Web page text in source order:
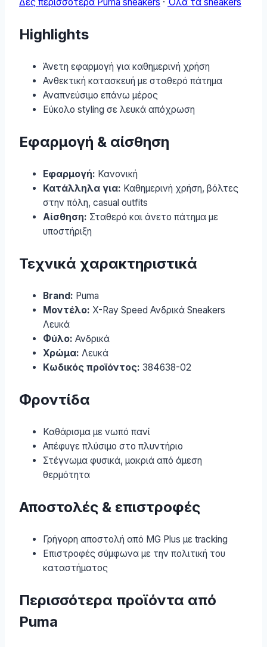
Highlights
Άνετη εφαρμογή για καθημερινή χρήση
Ανθεκτική κατασκευή με σταθερό πάτημα
Αναπνεύσιμο επάνω μέρος
Εύκολο styling σε λευκά απόχρωση
Εφαρμογή & αίσθηση
Εφαρμογή: Κανονική
Κατάλληλα για: Καθημερινή χρήση, βόλτες
στην πόλη, casual outfits
Αίσθηση: Σταθερό και άνετο πάτημα με
υποστήριξη
Τεχνικά χαρακτηριστικά
Brand: Puma
Μοντέλο: X-Ray Speed Ανδρικά Sneakers
Λευκά
Φύλο: Ανδρικά
Χρώμα: Λευκά
Κωδικός προϊόντος: 384638-02
Φροντίδα
Καθάρισμα με νωπό πανί
Απέφυγε πλύσιμο στο πλυντήριο
Στέγνωμα φυσικά, μακριά από άμεση
θερμότητα
Αποστολές & επιστροφές
Γρήγορη αποστολή από MG Plus με tracking
Επιστροφές σύμφωνα με την πολιτική του
καταστήματος
Περισσότερα προϊόντα από
Puma